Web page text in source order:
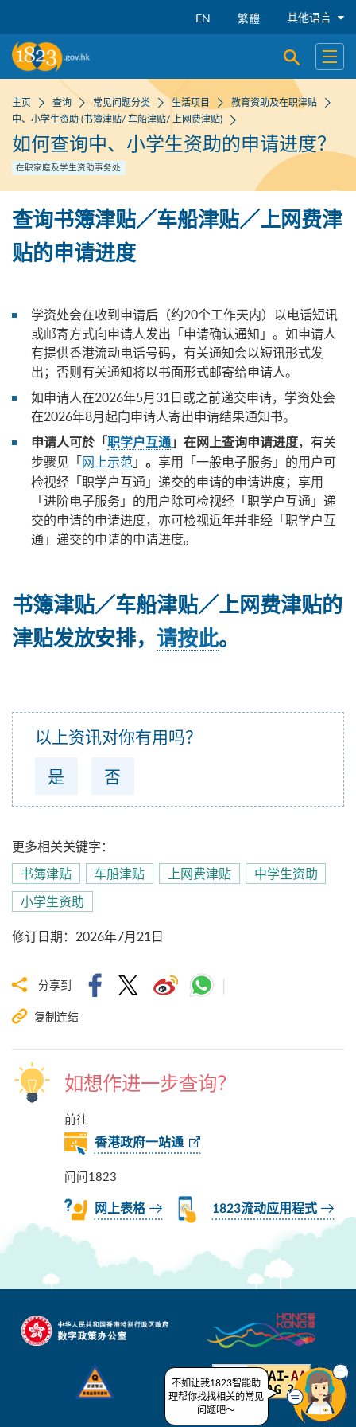
EN 繁體 其他语言
开启搜寻
开启
主页 查询 常见问题分类 生活项目
教育资助及在职津贴
中、小学生资助 (书簿津贴/ 车船津贴/ 上网费津贴)
如何查询中、小学生资助的申请进度？
在职家庭及学生资助事务处
查询书簿津贴／车船津贴／上网费津
贴的申请进度
学资处会在收到申请后（约20个工作天内）以电话短讯
或邮寄方式向申请人发出「申请确认通知」。如申请人
有提供香港流动电话号码，有关通知会以短讯形式发
出；否则有关通知将以书面形式邮寄给申请人。
如申请人在2026年5月31日或之前递交申请，学资处会
在2026年8月起向申请人寄出申请结果通知书。
申请人可於「职学户互通」在网上查询申请进度，有关
步骤见「网上示范」 。 享用「一般电子服务」的用户可
检视经「职学户互通」递交的申请的申请进度；享用
「进阶电子服务」的用户除可检视经「职学户互通」递
交的申请的申请进度，亦可检视近年并非经「职学户互
通」递交的申请的申请进度。
书簿津贴／车船津贴／上网费津贴的
津贴发放安排， 请按此。
以上资讯对你有用吗？
是
否
更多相关关键字：
书簿津贴
车船津贴 上网费津贴
中学生资助
小学生资助
修订日期： 2026年7月21日
分享到
复制连结
如想作进一步查询？
前往
香港政府一站通
问问1823
网上表格 1823流动应用程式
不如让我1823智能助
理帮你找找相关的常见
问题吧～